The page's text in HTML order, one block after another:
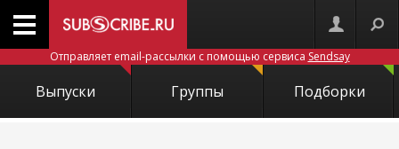
Отправляет email-рассылки с помощью сервиса Sendsay
Выпуски Группы Подборки